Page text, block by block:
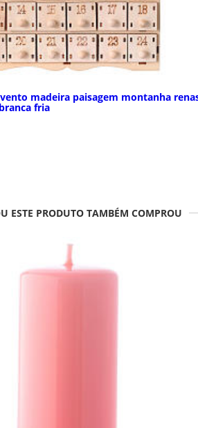
madeira paisagem montanha
fria
ESTE PRODUTO TAMBÉM COMPROU